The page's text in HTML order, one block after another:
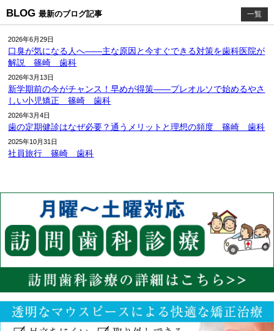
BLOG 最新のブログ記事 一覧
2026年6月29日
口臭が気になる人へ――主な原因と今すぐできる対策を歯科医院が
解説 篠崎 歯科
2026年3月13日
新学期前の今がチャンス！早めが得策――プレオルソで始めるやさ
しい小児矯正 篠崎 歯科
2026年3月4日
歯の定期健診はなぜ必要？通うメリットと理想の頻度 篠崎 歯科
2025年10月31日
社員旅行 篠崎 歯科